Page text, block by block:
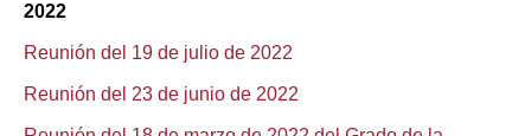
2022
Reunión del 19 de julio de 2022
Reunión del 23 de junio de 2022